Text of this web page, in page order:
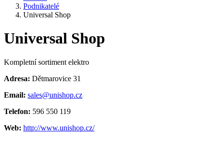
Podnikatelé
Universal Shop
Universal Shop
Kompletní sortiment elektro
Adresa: Dětmarovice 31
Email: sales@unishop.cz
Telefon: 596 550 119
Web: http://www.unishop.cz/